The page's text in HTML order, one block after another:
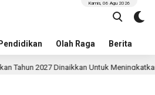
Pendidikan Olah Raga Berita
Kamis, 06 Agu 2026
2027 Dinaikkan Untuk Meningkatkan